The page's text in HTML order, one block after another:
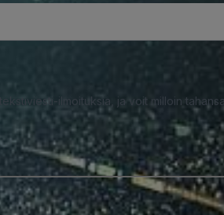
tekstiviesti-ilmoituksia, ja voit milloin